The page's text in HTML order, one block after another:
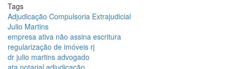
Tags
Adjudicação Compulsoria Extrajudicial
Julio Martins
empresa ativa não assina escritura
regularização de imóveis rj
dr julio martins advogado
ata notarial adjudicação